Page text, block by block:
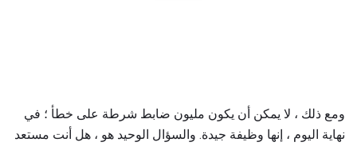
ومع ذلك ، لا يمكن أن يكون مليون ضابط شرطة على خطأ ؛ في
نهاية اليوم ، إنها وظيفة جيدة. والسؤال الوحيد هو ، هل أنت مستعد